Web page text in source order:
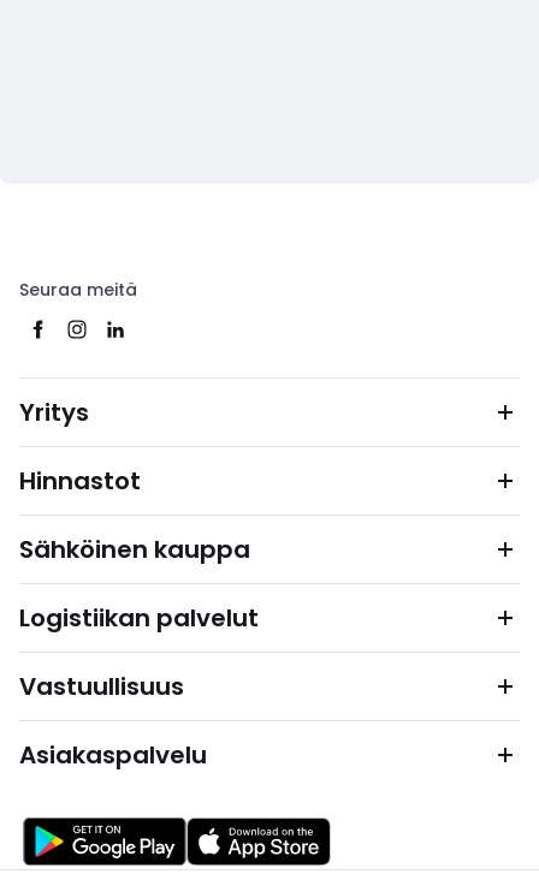
Seuraa meitä
Yritys
Hinnastot
Sähköinen kauppa
Logistiikan palvelut
Vastuullisuus
Asiakaspalvelu